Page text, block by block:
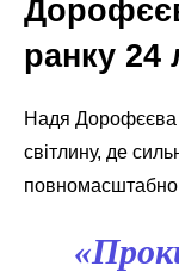
ранку 24
Надя Дорофєєва
світлину, де